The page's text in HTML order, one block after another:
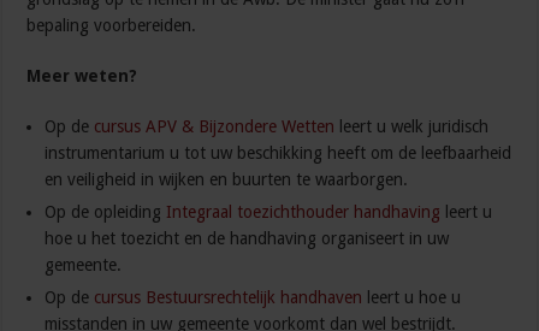
bepaling voorbereiden.
Meer weten?
Op de cursus APV & Bijzondere Wetten leert u welk juridisch
instrumentarium u tot uw beschikking heeft om de leefbaarheid
en veiligheid in wijken en buurten te waarborgen.
Op de opleiding Integraal toezichthouder handhaving leert u
hoe u het toezicht en de handhaving organiseert in uw
gemeente.
Op de cursus Bestuursrechtelijk handhaven leert u hoe u
misstanden in uw gemeente voorkomt dan wel bestrijdt.